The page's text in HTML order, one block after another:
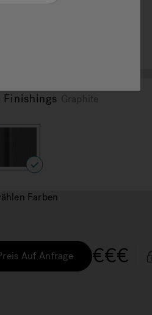
Finishings Graphite
selected
Farben
€€€
Auf Anfrage